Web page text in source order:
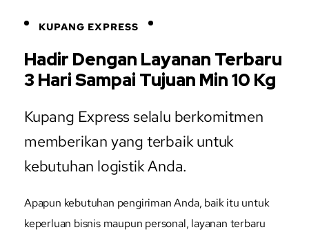
KUPANG EXPRESS
Hadir Dengan Layanan Terbaru
3 Hari Sampai Tujuan Min 10 Kg
Kupang Express selalu berkomitmen
memberikan yang terbaik untuk
kebutuhan logistik Anda.
Apapun kebutuhan pengiriman Anda, baik itu untuk
keperluan bisnis maupun personal, layanan terbaru